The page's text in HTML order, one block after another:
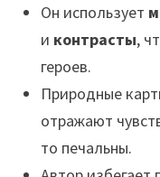
Он использует
и контрасты,
героев.
Природные
отражают
то печальны.